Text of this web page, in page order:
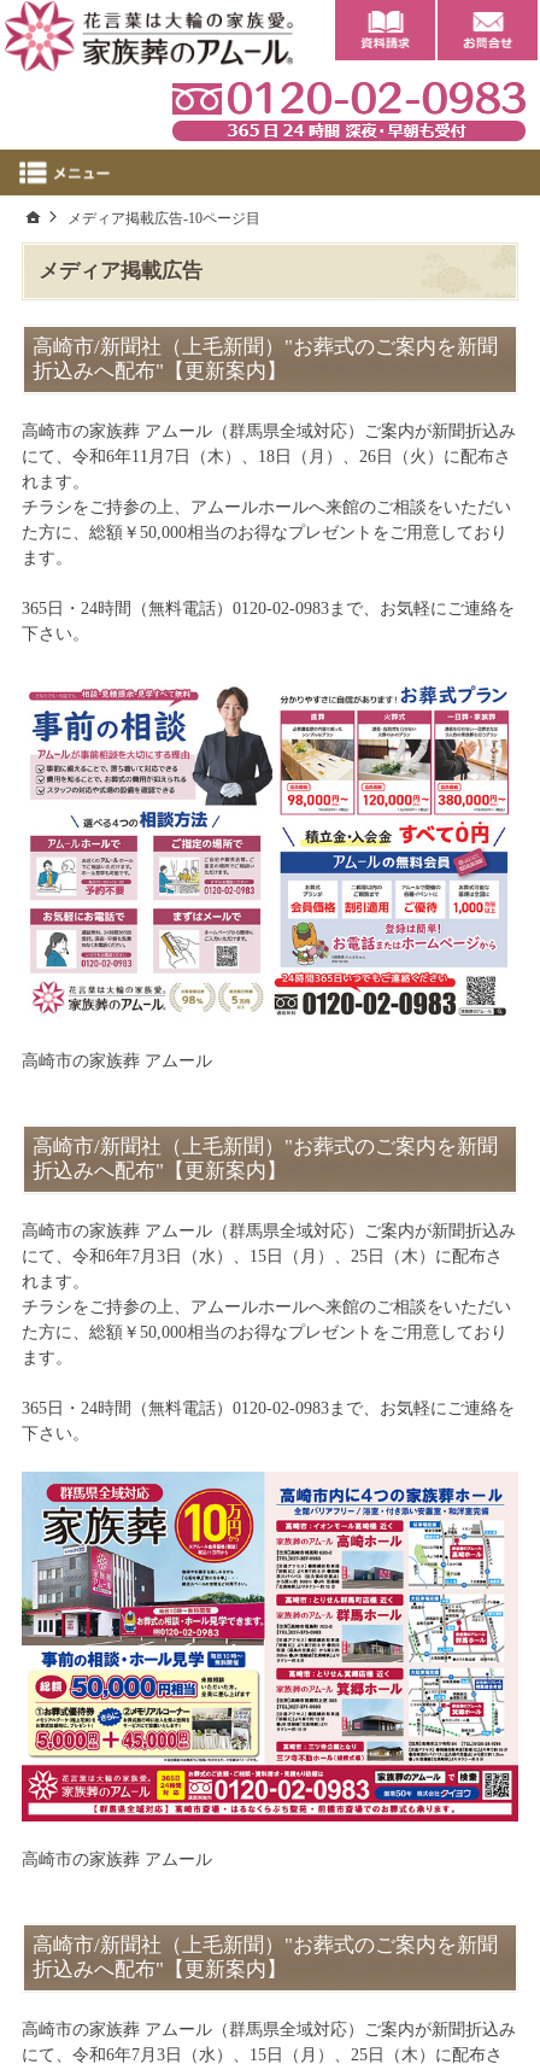
メディア掲載広告
高崎市/新聞社（上毛新聞）"お葬式のご案内を新聞
折込みへ配布"【更新案内】
高崎市の家族葬 アムール（群馬県全域対応）ご案内が新聞折込み
にて、令和6年11月7日（木）、18日（月）、26日（火）に配布さ
れます。
チラシをご持参の上、アムールホールへ来館のご相談をいただい
た方に、総額￥50,000相当のお得なプレゼントをご用意しており
ます。
365日・24時間（無料電話）0120-02-0983まで、お気軽にご連絡を
下さい。
高崎市の家族葬 アムール
高崎市/新聞社（上毛新聞）"お葬式のご案内を新聞
折込みへ配布"【更新案内】
高崎市の家族葬 アムール（群馬県全域対応）ご案内が新聞折込み
にて、令和6年7月3日（水）、15日（月）、25日（木）に配布さ
れます。
チラシをご持参の上、アムールホールへ来館のご相談をいただい
た方に、総額￥50,000相当のお得なプレゼントをご用意しており
ます。
365日・24時間（無料電話）0120-02-0983まで、お気軽にご連絡を
下さい。
高崎市の家族葬 アムール
高崎市/新聞社（上毛新聞）"お葬式のご案内を新聞
折込みへ配布"【更新案内】
高崎市の家族葬 アムール（群馬県全域対応）ご案内が新聞折込み
にて、令和6年7月3日（水）、15日（月）、25日（木）に配布さ
ホーム
メディア掲載広告-10ページ目